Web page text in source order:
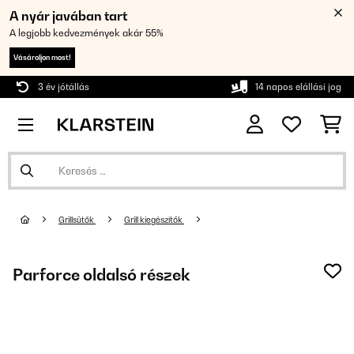
A nyár javában tart
A legjobb kedvezmények akár 55%
Vásároljon most!
3 év jótállás 14 napos elállási jog
Grillsütők Grill kiegészítők
Parforce oldalsó részek